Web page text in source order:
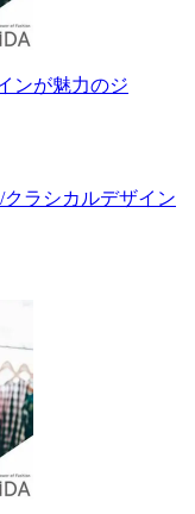
ンが魅力のジ
クラシカルデザイン